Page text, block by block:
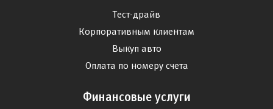
Тест-драйв
Корпоративным клиентам
Выкуп авто
Оплата по номеру счета
Финансовые услуги